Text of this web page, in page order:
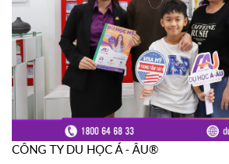
CÔNG TY DU HỌC Á - ÂU®